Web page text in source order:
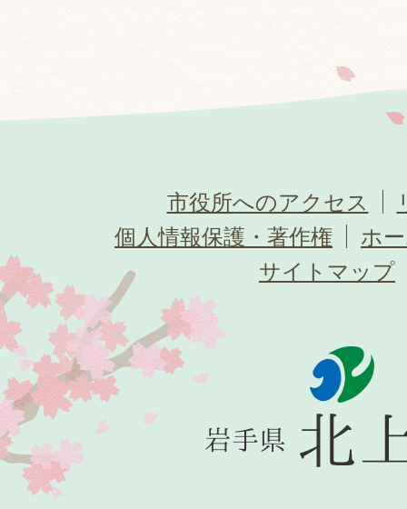
市役所へのアクセス
個人情報保護・著作権
ホ
サイトマップ